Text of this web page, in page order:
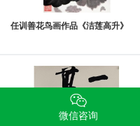
任训善花鸟画作品《洁莲高升》
微信咨询